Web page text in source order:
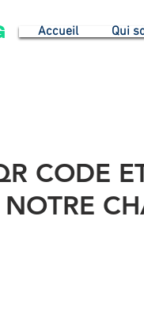
Accueil Qui
CODE